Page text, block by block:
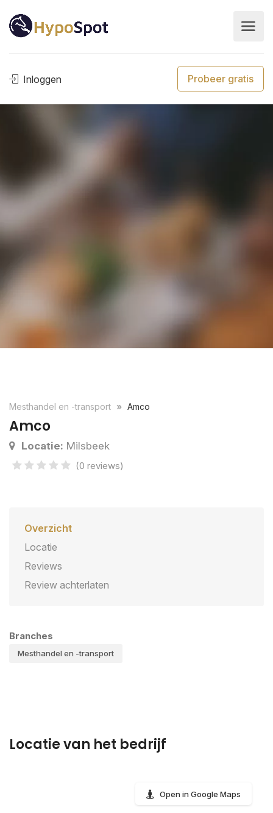
Inloggen Probeer gratis
Mesthandel en -transport Amco
Amco
Locatie: Milsbeek
(0 reviews)
Overzicht
Locatie
Reviews
Review achterlaten
Branches
Mesthandel en -transport
Locatie van het bedrijf
Open in Google Maps